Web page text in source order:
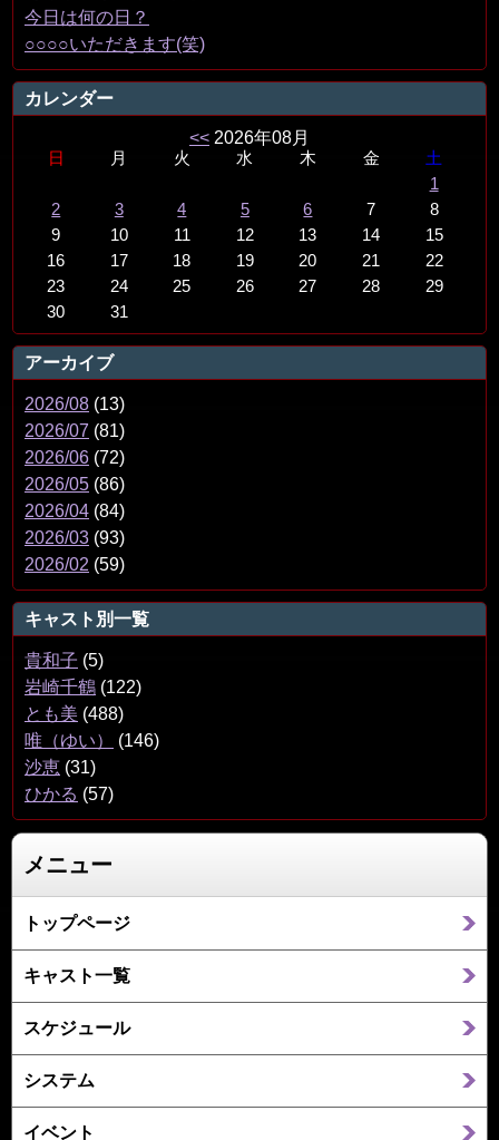
今日は何の日？
○○○○いただきます(笑)
カレンダー
<< 2026年08月
日 月 火 水 木 金
土
1
2
3 4 5 6 7
8
9
10 11 12 13 14
15
16
17 18 19 20 21
22
23
24 25 26 27 28
29
30
31
アーカイブ
2026/08 (13)
2026/07 (81)
2026/06 (72)
2026/05 (86)
2026/04 (84)
2026/03 (93)
2026/02 (59)
キャスト別一覧
貴和子 (5)
岩崎千鶴 (122)
とも美 (488)
唯（ゆい）
(146)
沙恵 (31)
ひかる (57)
メニュー
トップページ
キャスト一覧
スケジュール
システム
イベント